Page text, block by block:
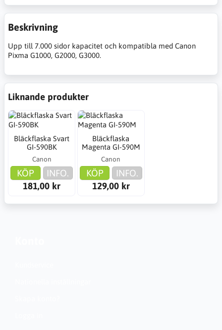
Beskrivning
Upp till 7.000 sidor kapacitet och kompatibla med Canon
Pixma G1000, G2000, G3000.
Liknande produkter
Bläckflaska Svart
GI-590BK
Canon
KÖP
INFO.
181,00 kr
Bläckflaska
Magenta GI-590M
Canon
KÖP
INFO.
129,00 kr